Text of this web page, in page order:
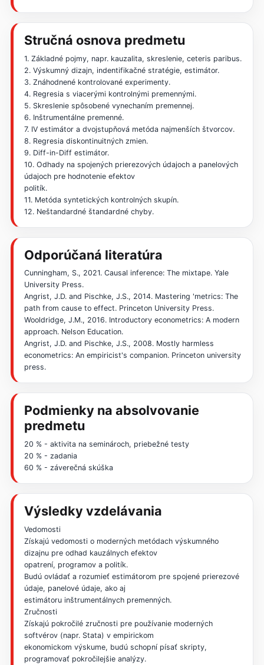
Stručná osnova predmetu
1. Základné pojmy, napr. kauzalita, skreslenie, ceteris paribus.
2. Výskumný dizajn, indentifikačné stratégie, estimátor.
3. Znáhodnené kontrolované experimenty.
4. Regresia s viacerými kontrolnými premennými.
5. Skreslenie spôsobené vynechaním premennej.
6. Inštrumentálne premenné.
7. IV estimátor a dvojstupňová metóda najmenších štvorcov.
8. Regresia diskontinuitných zmien.
9. Diff-in-Diff estimátor.
10. Odhady na spojených prierezových údajoch a panelových
údajoch pre hodnotenie efektov
politík.
11. Metóda syntetických kontrolných skupín.
12. Neštandardné štandardné chyby.
Odporúčaná literatúra
Cunningham, S., 2021. Causal inference: The mixtape. Yale
University Press.
Angrist, J.D. and Pischke, J.S., 2014. Mastering 'metrics: The
path from cause to effect. Princeton University Press.
Wooldridge, J.M., 2016. Introductory econometrics: A modern
approach. Nelson Education.
Angrist, J.D. and Pischke, J.S., 2008. Mostly harmless
econometrics: An empiricist's companion. Princeton university
press.
Podmienky na absolvovanie
predmetu
20 % - aktivita na seminároch, priebežné testy
20 % - zadania
60 % - záverečná skúška
Výsledky vzdelávania
Vedomosti
Získajú vedomosti o moderných metódach výskumného
dizajnu pre odhad kauzálnych efektov
opatrení, programov a politík.
Budú ovládať a rozumieť estimátorom pre spojené prierezové
údaje, panelové údaje, ako aj
estimátoru inštrumentálnych premenných.
Zručnosti
Získajú pokročilé zručnosti pre používanie moderných
softvérov (napr. Stata) v empirickom
ekonomickom výskume, budú schopní písať skripty,
programovať pokročilejšie analýzy.